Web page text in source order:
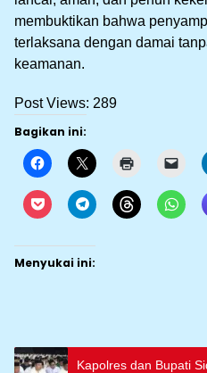
membuktikan bahwa
terlaksana dengan damai
keamanan.
Post Views: 289
Bagikan ini:
Menyukai ini:
Kapolres dan Bupati